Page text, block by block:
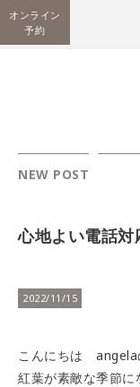
オンライン
予約
NEW POST
心地よい電話対
2022/11/15
こんにちは angela
紅葉が素敵な季節に